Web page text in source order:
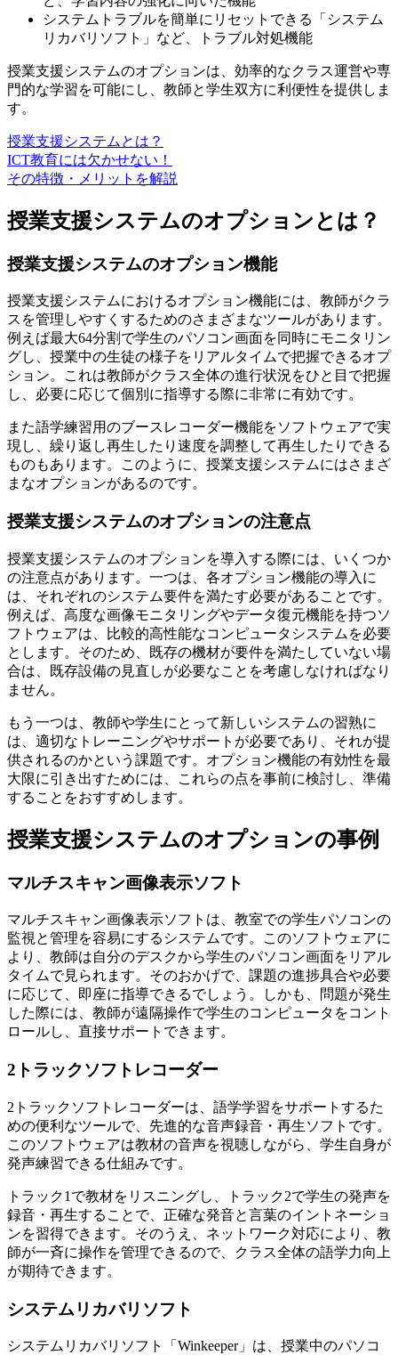
システムトラブルを簡単にリセットできる「システム
リカバリソフト」など、トラブル対処機能
授業支援システムのオプションは、効率的なクラス運営や専
門的な学習を可能にし、教師と学生双方に利便性を提供しま
す。
授業支援システムとは？
ICT教育には欠かせない！
その特徴・メリットを解説
授業支援システムのオプションとは？
授業支援システムのオプション機能
授業支援システムにおけるオプション機能には、教師がクラ
スを管理しやすくするためのさまざまなツールがあります。
例えば最大64分割で学生のパソコン画面を同時にモニタリン
グし、授業中の生徒の様子をリアルタイムで把握できるオプ
ション。これは教師がクラス全体の進行状況をひと目で把握
し、必要に応じて個別に指導する際に非常に有効です。
また語学練習用のブースレコーダー機能をソフトウェアで実
現し、繰り返し再生したり速度を調整して再生したりできる
ものもあります。このように、授業支援システムにはさまざ
まなオプションがあるのです。
授業支援システムのオプションの注意点
授業支援システムのオプションを導入する際には、いくつか
の注意点があります。一つは、各オプション機能の導入に
は、それぞれのシステム要件を満たす必要があることです。
例えば、高度な画像モニタリングやデータ復元機能を持つソ
フトウェアは、比較的高性能なコンピュータシステムを必要
とします。そのため、既存の機材が要件を満たしていない場
合は、既存設備の見直しが必要なことを考慮しなければなり
ません。
もう一つは、教師や学生にとって新しいシステムの習熟に
は、適切なトレーニングやサポートが必要であり、それが提
供されるのかという課題です。オプション機能の有効性を最
大限に引き出すためには、これらの点を事前に検討し、準備
することをおすすめします。
授業支援システムのオプションの事例
マルチスキャン画像表示ソフト
マルチスキャン画像表示ソフトは、教室での学生パソコンの
監視と管理を容易にするシステムです。このソフトウェアに
より、教師は自分のデスクから学生のパソコン画面をリアル
タイムで見られます。そのおかげで、課題の進捗具合や必要
に応じて、即座に指導できるでしょう。しかも、問題が発生
した際には、教師が遠隔操作で学生のコンピュータをコント
ロールし、直接サポートできます。
2トラックソフトレコーダー
2トラックソフトレコーダーは、語学学習をサポートするた
めの便利なツールで、先進的な音声録音・再生ソフトです。
このソフトウェアは教材の音声を視聴しながら、学生自身が
発声練習できる仕組みです。
トラック1で教材をリスニングし、トラック2で学生の発声を
録音・再生することで、正確な発音と言葉のイントネーショ
ンを習得できます。そのうえ、ネットワーク対応により、教
師が一斉に操作を管理できるので、クラス全体の語学力向上
が期待できます。
システムリカバリソフト
システムリカバリソフト「Winkeeper」は、授業中のパソコ